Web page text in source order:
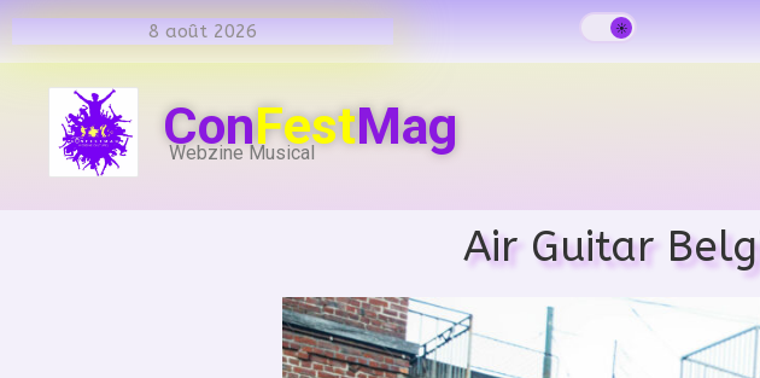
8 août 2026
ConFestMag
Webzine Musical
Air Guitar